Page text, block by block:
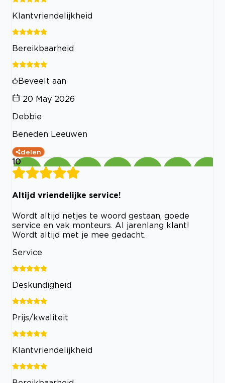
Klantvriendelijkheid
Bereikbaarheid
Beveelt aan
20 May 2026
Debbie
Beneden Leeuwen
delen
10
Altijd vriendelijke service!
Wordt altijd netjes te woord gestaan, goede
service en vak monteurs. Al jarenlang klant!
Wordt altijd met je mee gedacht.
Service
Deskundigheid
Prijs/kwaliteit
Klantvriendelijkheid